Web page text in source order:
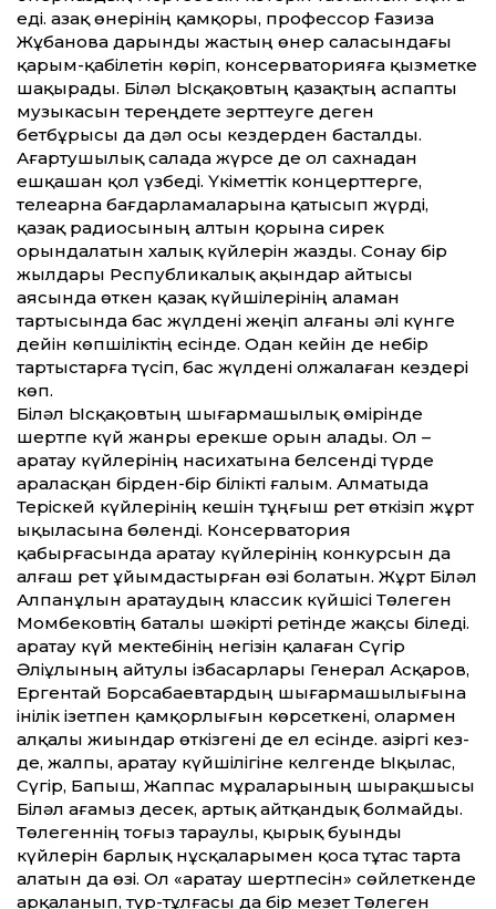
еді. Қазақ өнерінің қамқоры, профессор Ғазиза
Жұбанова дарынды жастың өнер саласындағы
қарым-қабілетін көріп, консерваторияға қызметке
шақырады. Біләл Ысқақовтың қазақтың аспапты
музыкасын тереңдете зерт­теуге деген
бетбұрысы да дәл осы кез­дерден басталды.
Ағартушылық салада жүрсе де ол сахнадан
ешқашан қол үзбеді. Үкімет­тік концерт­терге,
телеарна бағдарламаларына қатысып жүрді,
қазақ радиосының алтын қорына сирек
орындалатын халық күйлерін жазды. Сонау бір
жылдары Республикалық ақындар айтысы
аясында өткен қазақ күйшілерінің аламан
тартысында бас жүлдені жеңіп алғаны әлі күнге
де­йін көпшіліктің есінде. Одан ке­йін де небір
тартыстарға түсіп, бас жүлдені олжалаған кез­дері
көп.
Біләл Ысқақовтың шығармашылық өмірінде
шертпе күй жанры ерекше орын алады. Ол –
Қаратау күйлерінің насихатына белсенді түрде
араласқан бірден-бір білікті ғалым. Алматыда
Теріскей күйлерінің кешін тұңғыш рет өткізіп жұрт
ықыласына бөленді. Консерватория
қабырғасында Қаратау күйлерінің конкурсын да
алғаш рет ұйымдастырған өзі болатын. Жұрт Біләл
Алпанұлын Қаратаудың классик күйшісі Төлеген
Момбековтің баталы шәкірті ретінде жақсы біледі.
Қаратау күй мектебінің негізін қалаған Сүгір
Әліұлының айтулы ізбасарлары Генерал Асқаров,
Ергентай Борсабаевтардың шығармашылығына
інілік ізетпен қамқорлығын көрсеткені, олармен
алқалы жиындар өткізгені де ел есінде. Қазіргі кез­
де, жалпы, Қаратау күйшілігіне келгенде Ықылас,
Сүгір, Бапыш, Жаппас мұраларының шырақшысы
Біләл ағамыз десек, артық айт­қандық болмайды.
Төлегеннің тоғыз тараулы, қырық буынды
күйлерін барлық нұсқаларымен қоса тұтас тарта
алатын да өзі. Ол «Қаратау шертпесін» сөйлеткенде
арқаланып, түр-тұлғасы да бір мезет Төлеген